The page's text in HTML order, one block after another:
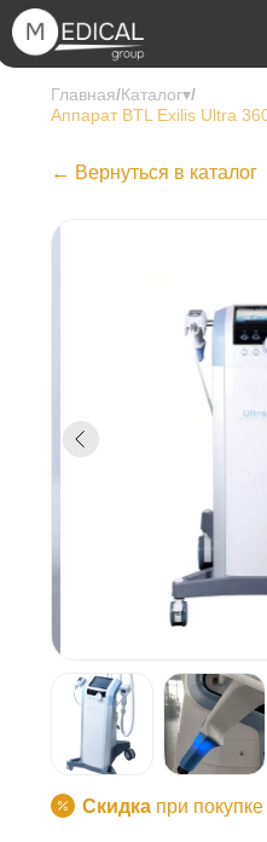
Главная/Каталог▾/
Аппарат BTL Exilis Ultra
← Вернуться в каталог
Скидкапри